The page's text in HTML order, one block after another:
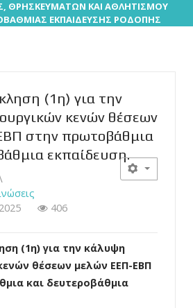
ΘΡΗΣΚΕΥΜΑΤΩΝ ΚΑΙ ΑΘΛΗΤΙΣΜΟΥ
ΕΚΠΑΙΔΕΥΣΗΣ ΡΟΔΟΠΗΣ
(1η) για την
κενών θέσεων
στην πρωτοβάθμια
εκπαίδευση.
406
(1η) για την κάλυψη
θέσεων μελών ΕΕΠ-ΕΒΠ
και δευτεροβάθμια